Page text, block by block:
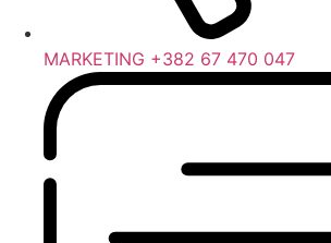
MARKETING +382 67 470 047